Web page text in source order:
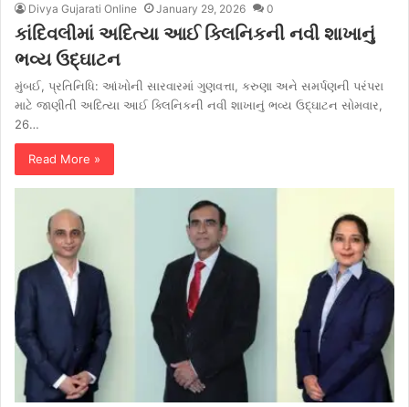
Divya Gujarati Online January 29, 2026 0
કાંદિવલીમાં અદિત્યા આઈ ક્લિનિકની નવી શાખાનું
ભવ્ય ઉદ્ઘાટન
મુંબઈ, પ્રતિનિધિ: આંખોની સારવારમાં ગુણવત્તા, કરુણા અને સમર્પણની પરંપરા
માટે જાણીતી અદિત્યા આઈ ક્લિનિકની નવી શાખાનું ભવ્ય ઉદ્ઘાટન સોમવાર,
26…
Read More »